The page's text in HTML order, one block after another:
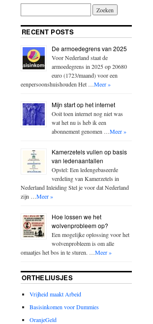
RECENT POSTS
De armoedegrens van 2025
Voor Nederland staat de
armoedegrens in 2025 op 20680
euro (1723/maand) voor een
eenpersoonshuishouden Het …Meer »
Mijn start op het internet
Ooit toen internet nog niet was
wat het nu is heb ik een
abonnement genomen …Meer »
Kamerzetels vullen op basis
van ledenaantallen
Opstel: Een ledengebaseerde
verdeling van Kamerzetels in
Nederland Inleiding Stel je voor dat Nederland
zijn …Meer »
Hoe lossen we het
wolvenprobleem op?
Een mogelijke oplossing voor het
wolvenprobleem is om alle
omaatjes het bos in te sturen. …Meer »
ORTHELIUSJES
Vrijheid maakt Arbeid
Basisinkomen voor Dummies
OranjeGeld